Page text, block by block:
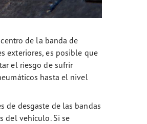
de la banda de
exteriores, es posible que
el riesgo de sufrir
hasta el nivel
de desgaste de las bandas
del vehículo. Si se